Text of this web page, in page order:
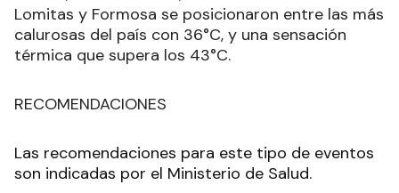
Lomitas y Formosa se posicionaron entre las más
calurosas del país con 36°C, y una sensación
térmica que supera los 43°C.
RECOMENDACIONES
Las recomendaciones para este tipo de eventos
son indicadas por el Ministerio de Salud.